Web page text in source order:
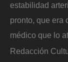
estabilidad
pronto, que era
médico que lo
Redacción